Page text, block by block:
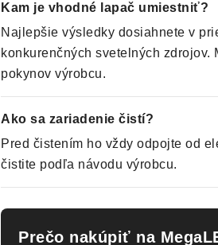
Kam je vhodné lapač umiestniť?
Najlepšie výsledky dosiahnete v
konkurenčných svetelných
pokynov výrobcu.
Ako sa zariadenie čistí?
Pred čistením ho vždy odpojte od
čistite podľa návodu výrobcu.
Prečo nakúpiť na